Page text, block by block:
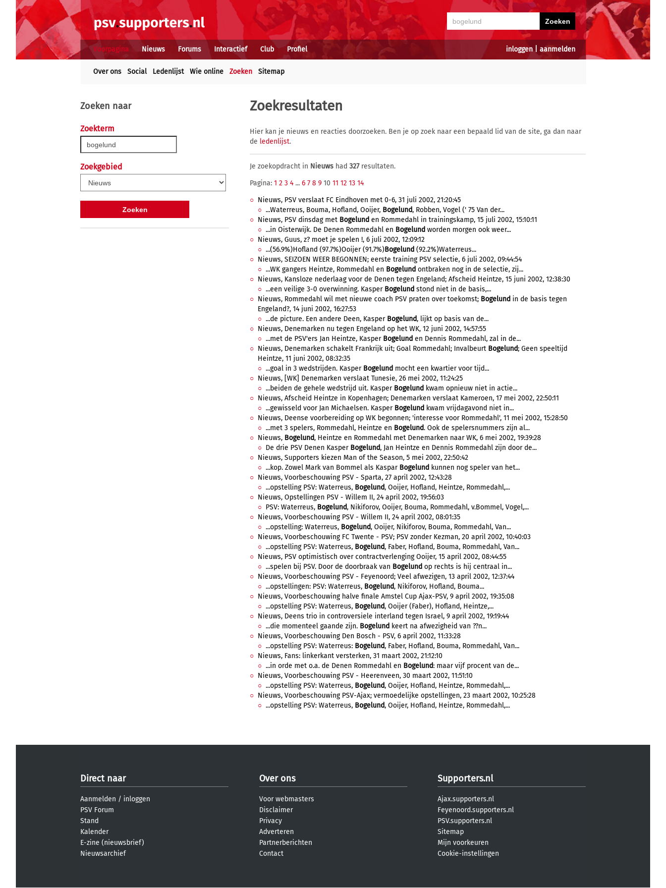
inloggen| aanmelden
Voorpagina Nieuws Forums Interactief Club Profiel
Over ons Social Ledenlijst Wie online Zoeken Sitemap
Zoeken naar
Zoekterm
Zoekgebied
Zoekresultaten
Hier kan je nieuws en reacties doorzoeken. Ben je op zoek naar een bepaald lid van de site, ga dan naar
de ledenlijst.
Je zoekopdracht in Nieuws had 327resultaten.
Pagina: 1 2 3 4 ... 6 7 8 9 10 11 12 13 14
Nieuws, PSV verslaat FC Eindhoven met 0-6, 31 juli 2002, 21:20:45
...Waterreus, Bouma, Hofland, Ooijer, Bogelund, Robben, Vogel (' 75 Van der...
Nieuws, PSV dinsdag met Bogelund en Rommedahl in trainingskamp, 15 juli 2002, 15:10:11
...in Oisterwijk. De Denen Rommedahl en Bogelund worden morgen ook weer...
Nieuws, Guus, z? moet je spelen !, 6 juli 2002, 12:09:12
...(56.9%)Hofland (97.7%)Ooijer (91.7%)Bogelund (92.2%)Waterreus...
Nieuws, SEIZOEN WEER BEGONNEN; eerste training PSV selectie, 6 juli 2002, 09:44:54
...WK gangers Heintze, Rommedahl en Bogelund ontbraken nog in de selectie, zij...
Nieuws, Kansloze nederlaag voor de Denen tegen Engeland; Afscheid Heintze, 15 juni 2002, 12:38:30
...een veilige 3-0 overwinning. Kasper Bogelund stond niet in de basis,...
Nieuws, Rommedahl wil met nieuwe coach PSV praten over toekomst; Bogelund in de basis tegen
Engeland?, 14 juni 2002, 16:27:53
...de picture. Een andere Deen, Kasper Bogelund, lijkt op basis van de...
Nieuws, Denemarken nu tegen Engeland op het WK, 12 juni 2002, 14:57:55
...met de PSV'ers Jan Heintze, Kasper Bogelund en Dennis Rommedahl, zal in de...
Nieuws, Denemarken schakelt Frankrijk uit; Goal Rommedahl; Invalbeurt Bogelund; Geen speeltijd
Heintze, 11 juni 2002, 08:32:35
...goal in 3 wedstrijden. Kasper Bogelund mocht een kwartier voor tijd...
Nieuws, [WK] Denemarken verslaat Tunesie, 26 mei 2002, 11:24:25
...beiden de gehele wedstrijd uit. Kasper Bogelund kwam opnieuw niet in actie...
Nieuws, Afscheid Heintze in Kopenhagen; Denemarken verslaat Kameroen, 17 mei 2002, 22:50:11
...gewisseld voor Jan Michaelsen. Kasper Bogelund kwam vrijdagavond niet in...
Nieuws, Deense voorbereiding op WK begonnen; 'interesse voor Rommedahl', 11 mei 2002, 15:28:50
...met 3 spelers, Rommedahl, Heintze en Bogelund. Ook de spelersnummers zijn al...
Nieuws, Bogelund, Heintze en Rommedahl met Denemarken naar WK, 6 mei 2002, 19:39:28
De drie PSV Denen Kasper Bogelund, Jan Heintze en Dennis Rommedahl zijn door de...
Nieuws, Supporters kiezen Man of the Season, 5 mei 2002, 22:50:42
...kop. Zowel Mark van Bommel als Kaspar Bogelund kunnen nog speler van het...
Nieuws, Voorbeschouwing PSV - Sparta, 27 april 2002, 12:43:28
...opstelling PSV: Waterreus, Bogelund, Ooijer, Hofland, Heintze, Rommedahl,...
Nieuws, Opstellingen PSV - Willem II, 24 april 2002, 19:56:03
PSV: Waterreus, Bogelund, Nikiforov, Ooijer, Bouma, Rommedahl, v.Bommel, Vogel,...
Nieuws, Voorbeschouwing PSV - Willem II, 24 april 2002, 08:01:35
...opstelling: Waterreus, Bogelund, Ooijer, Nikiforov, Bouma, Rommedahl, Van...
Nieuws, Voorbeschouwing FC Twente - PSV; PSV zonder Kezman, 20 april 2002, 10:40:03
...opstelling PSV: Waterreus, Bogelund, Faber, Hofland, Bouma, Rommedahl, Van...
Nieuws, PSV optimistisch over contractverlenging Ooijer, 15 april 2002, 08:44:55
...spelen bij PSV. Door de doorbraak van Bogelund op rechts is hij centraal in...
Nieuws, Voorbeschouwing PSV - Feyenoord; Veel afwezigen, 13 april 2002, 12:37:44
...opstellingen: PSV: Waterreus, Bogelund, Nikiforov, Hofland, Bouma...
Nieuws, Voorbeschouwing halve finale Amstel Cup Ajax-PSV, 9 april 2002, 19:35:08
...opstelling PSV: Waterreus, Bogelund, Ooijer (Faber), Hofland, Heintze,...
Nieuws, Deens trio in controversiele interland tegen Israel, 9 april 2002, 19:19:44
...die momenteel gaande zijn. Bogelund keert na afwezigheid van ??n...
Nieuws, Voorbeschouwing Den Bosch - PSV, 6 april 2002, 11:33:28
...opstelling PSV: Waterreus: Bogelund, Faber, Hofland, Bouma, Rommedahl, Van...
Nieuws, Fans: linkerkant versterken, 31 maart 2002, 21:12:10
...in orde met o.a. de Denen Rommedahl en Bogelund: maar vijf procent van de...
Nieuws, Voorbeschouwing PSV - Heerenveen, 30 maart 2002, 11:51:10
...opstelling PSV: Waterreus, Bogelund, Ooijer, Hofland, Heintze, Rommedahl,...
Nieuws, Voorbeschouwing PSV-Ajax; vermoedelijke opstellingen, 23 maart 2002, 10:25:28
...opstelling PSV: Waterreus, Bogelund, Ooijer, Hofland, Heintze, Rommedahl,...
Direct naar
Aanmelden / inloggen
PSV Forum
Stand
Kalender
E-zine (nieuwsbrief)
Nieuwsarchief
Over ons
Voor webmasters
Disclaimer
Privacy
Adverteren
Partnerberichten
Contact
Supporters.nl
Ajax.supporters.nl
Feyenoord.supporters.nl
PSV.supporters.nl
Sitemap
Mijn voorkeuren
Cookie-instellingen